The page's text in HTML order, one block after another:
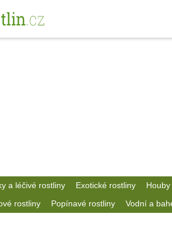
a léčivé rostliny Exotické rostliny Houby
rostliny Popínavé rostliny Vodní a